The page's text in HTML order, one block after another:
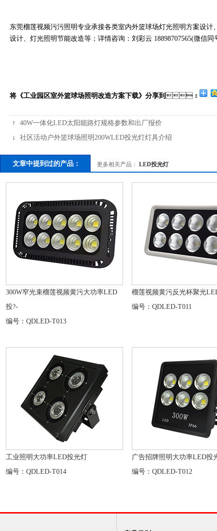
东莞榴莲视频污污照明专业承接各类室内外篮球场灯光照明方案设计、灯
设计、灯光照明节能改造等；详情咨询：刘彩云 18898707565(微信同
将《工业园区室外篮球场照明改造方案下载》分享到 ：
↑
40W一体化LED太阳能路灯规格参数和出厂报价
↓
社区活动户外篮球场照明200WLED投光灯灯具介绍
文章中提到过的产品： 更多相关产品： LED投光灯
300W窄光束榴莲视频黄污大功率LED
投?-
编号：QDLED-T013
榴莲视频黄污反光杯聚光
编号：QDLED-T011
工业照明大功率LED投光灯
编号：QDLED-T014
广告招牌照明大功率LED投
编号：QDLED-T012